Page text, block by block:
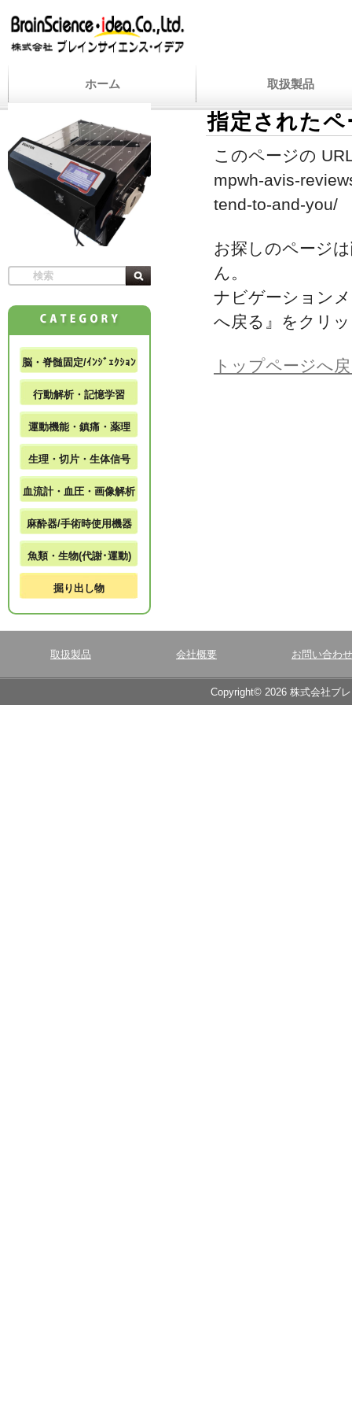
ホーム 取扱製品
指定された
このページの
mpwh-avis-
tend-to-and-you/
お探しのページ
ん。
ナビゲーション
へ戻る』をクリ
トップページへ
脳・脊髄固定/ｲﾝｼﾞｪｸｼｮﾝ
行動解析・記憶学習
運動機能・鎮痛・薬理
生理・切片・生体信号
血流計・血圧・画像解析
麻酔器/手術時使用機器
魚類・生物(代謝･運動)
掘り出し物
取扱製品 会社概要 お問い合わせ
Copyright© 2026 株式会社ブ